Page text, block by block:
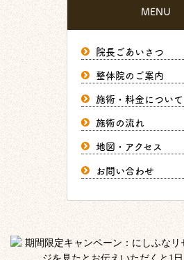
MENU
院長ごあいさつ
整体院のご案内
施術・料金について
施術の流れ
地図・アクセス
お問い合わせ